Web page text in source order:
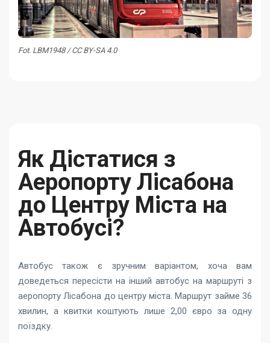
Fot. LBM1948 / CC BY-SA 4.0
Як Дістатися з
Аеропорту Лісабона
до Центру Міста на
Автобусі?
Автобус також є зручним варіантом, хоча вам
доведеться пересісти на інший автобус на маршруті з
аеропорту Лісабона до центру міста. Маршрут займе 36
хвилин, а квитки коштують лише 2,00 євро за одну
поїздку.